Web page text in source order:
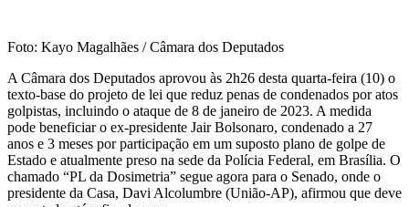
Foto: Kayo Magalhães / Câmara dos Deputados
A Câmara dos Deputados aprovou às 2h26 desta quarta-feira (10) o
texto-base do projeto de lei que reduz penas de condenados por atos
golpistas, incluindo o ataque de 8 de janeiro de 2023. A medida
pode beneficiar o ex-presidente Jair Bolsonaro, condenado a 27
anos e 3 meses por participação em um suposto plano de golpe de
Estado e atualmente preso na sede da Polícia Federal, em Brasília. O
chamado “PL da Dosimetria” segue agora para o Senado, onde o
presidente da Casa, Davi Alcolumbre (União-AP), afirmou que deve